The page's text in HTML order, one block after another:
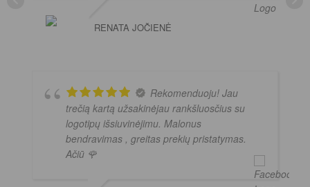
RENATA JOČIENĖ
Rekomenduoju! Jau
trečią kartą užsakinėjau rankšluosčius su
logotipų išsiuvinėjimu. Malonus
bendravimas , greitas prekių pristatymas.
Ačiū 🌹